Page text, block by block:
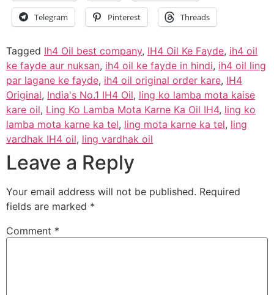
Telegram Pinterest Threads
Tagged Ih4 Oil best company, IH4 Oil Ke Fayde, ih4 oil
ke fayde aur nuksan, ih4 oil ke fayde in hindi, ih4 oil ling
par lagane ke fayde, ih4 oil original order kare, IH4
Original, India's No.1 IH4 Oil, ling ko lamba mota kaise
kare oil, Ling Ko Lamba Mota Karne Ka Oil IH4, ling ko
lamba mota karne ka tel, ling mota karne ka tel, ling
vardhak IH4 oil, ling vardhak oil
Leave a Reply
Your email address will not be published. Required
fields are marked *
Comment *